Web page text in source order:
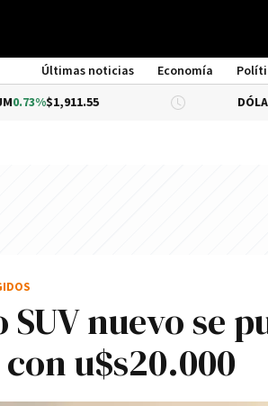
Últimas noticias Economía
DÓLAR BNA 0.34%
SUV nuevo se
u$s20.000